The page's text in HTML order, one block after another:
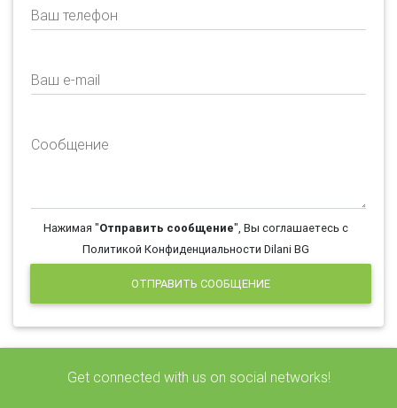
Ваш телефон
Ваш e-mail
Сообщение
Нажимая "Отправить сообщение", Вы соглашаетесь с
Политикой Конфиденциальности Dilani BG
ОТПРАВИТЬ СООБЩЕНИЕ
Get connected with us on social networks!